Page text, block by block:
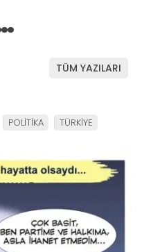
TÜM YAZILARI
POLİTİKA TÜRKİYE